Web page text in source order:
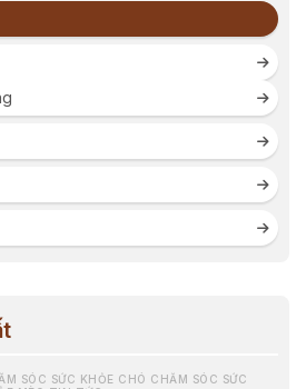
SÓC SỨC KHỎE CHÓ CHĂM SÓC SỨC